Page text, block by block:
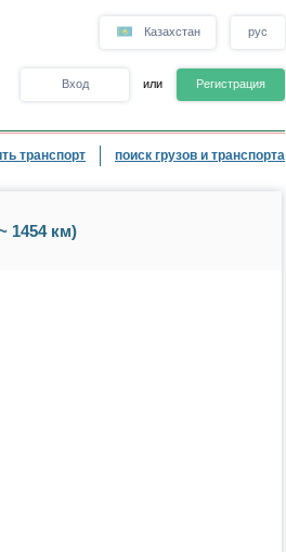
Казахстан рус
Вход или Регистрация
транспорт поиск грузов и транспорта
1454 км)